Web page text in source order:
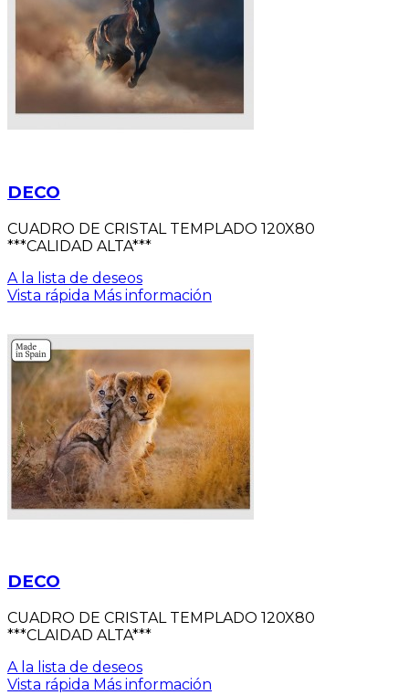
DECO
CUADRO DE CRISTAL TEMPLADO 120X80
***CALIDAD ALTA***
A la lista de deseos
Vista rápida Más información
DECO
CUADRO DE CRISTAL TEMPLADO 120X80
***CLAIDAD ALTA***
A la lista de deseos
Vista rápida Más información